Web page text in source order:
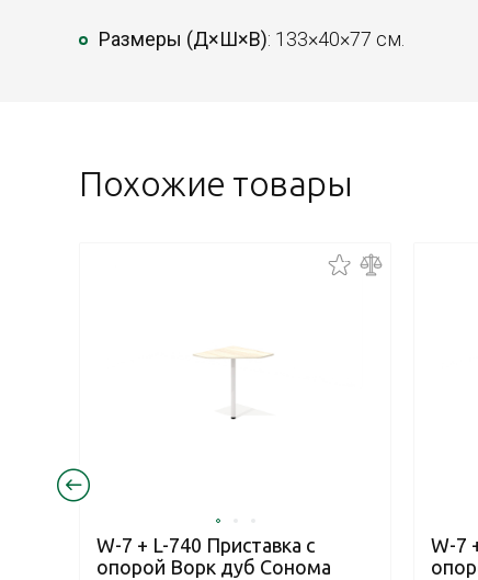
Размеры (Д×Ш×В): 133×40×77 см.
Похожие товары
W-7 + L-740 Приставка с
опорой Ворк дуб Сонома
W-7